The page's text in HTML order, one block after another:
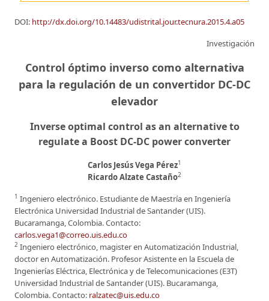
DOI: http://dx.doi.org/10.14483/udistrital.jour.tecnura.2015.4.a05
Investigación
Control óptimo inverso como alternativa
para la regulación de un convertidor DC-DC
elevador
Inverse optimal control as an alternative to
regulate a Boost DC-DC power converter
Carlos Jesús Vega Pérez1
Ricardo Alzate Castaño2
1 Ingeniero electrónico. Estudiante de Maestría en Ingeniería
Electrónica Universidad Industrial de Santander (UIS).
Bucaramanga, Colombia. Contacto:
carlos.vega1@correo.uis.edu.co
2 Ingeniero electrónico, magister en Automatización Industrial,
doctor en Automatización. Profesor Asistente en la Escuela de
Ingenierías Eléctrica, Electrónica y de Telecomunicaciones (E3T)
Universidad Industrial de Santander (UIS). Bucaramanga,
Colombia. Contacto: ralzatec@uis.edu.co